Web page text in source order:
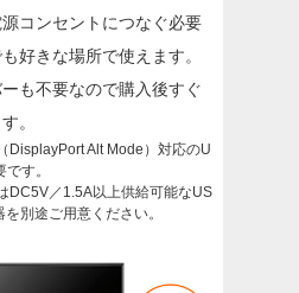
コンセントにつなぐ必要
好きな場所で使えます。
も不要なので購入後すぐ
。
DisplayPort Alt Mode）対応のU
す。
DC5V／1.5A以上供給可能なUS
別途ご用意ください。